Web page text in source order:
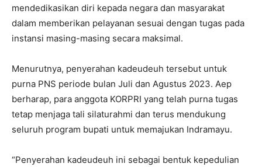
mendedikasikan diri kepada negara dan masyarakat
dalam memberikan pelayanan sesuai dengan tugas pada
instansi masing-masing secara maksimal.
Menurutnya, penyerahan kadeudeuh tersebut untuk
purna PNS periode bulan Juli dan Agustus 2023. Aep
berharap, para anggota KORPRI yang telah purna tugas
tetap menjaga tali silaturahmi dan terus mendukung
seluruh program bupati untuk memajukan Indramayu.
“Penyerahan kadeudeuh ini sebagai bentuk kepedulian